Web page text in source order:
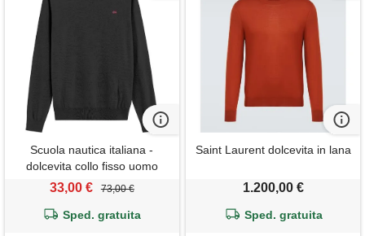
Scuola nautica italiana -
dolcevita collo fisso uomo
black
33,00 € 73,00 €
Sped. gratuita
Saint Laurent dolcevita in lana
1.200,00 €
Sped. gratuita